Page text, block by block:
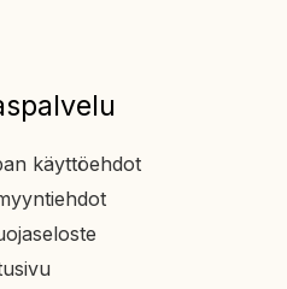
käyttöehdot